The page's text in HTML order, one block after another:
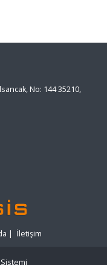
No: 144 35210,
| İletişim